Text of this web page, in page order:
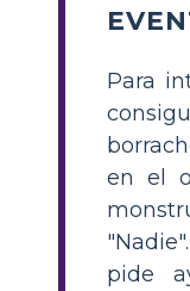
Para
en el
pide